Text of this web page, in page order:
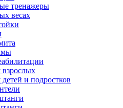
тренажеры
весах
и подростков